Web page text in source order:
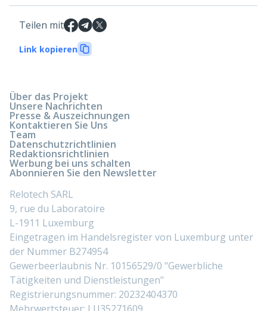
Teilen mit
Link kopieren
Über das Projekt
Unsere Nachrichten
Presse & Auszeichnungen
Kontaktieren Sie Uns
Team
Datenschutzrichtlinien
Redaktionsrichtlinien
Werbung bei uns schalten
Abonnieren Sie den Newsletter
Relotech SARL
9, rue du Laboratoire
L-1911 Luxemburg
Eingetragen im Handelsregister von Luxemburg unter
der Nummer B274954
Gewerbeerlaubnis Nr. 10156529/0 "Gewerbliche
Tätigkeiten und Dienstleistungen"
Registrierungsnummer: 20232404370